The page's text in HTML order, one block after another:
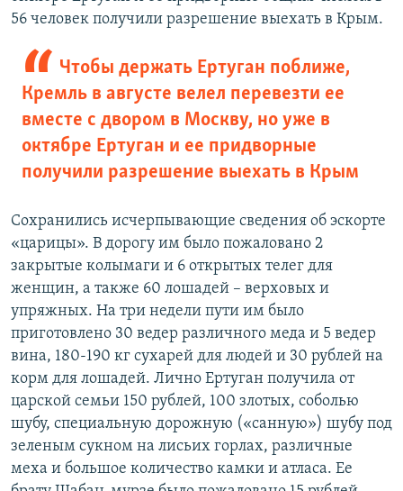
56 человек получили разрешение выехать в Крым.
Чтобы держать Ертуган поближе,
Кремль в августе велел перевезти ее
вместе с двором в Москву, но уже в
октябре Ертуган и ее придворные
получили разрешение выехать в Крым
Сохранились исчерпывающие сведения об эскорте
«царицы». В дорогу им было пожаловано 2
закрытые колымаги и 6 открытых телег для
женщин, а также 60 лошадей – верховых и
упряжных. На три недели пути им было
приготовлено 30 ведер различного меда и 5 ведер
вина, 180-190 кг сухарей для людей и 30 рублей на
корм для лошадей. Лично Ертуган получила от
царской семьи 150 рублей, 100 злотых, соболью
шубу, специальную дорожную («санную») шубу под
зеленым сукном на лисьих горлах, различные
меха и большое количество камки и атласа. Ее